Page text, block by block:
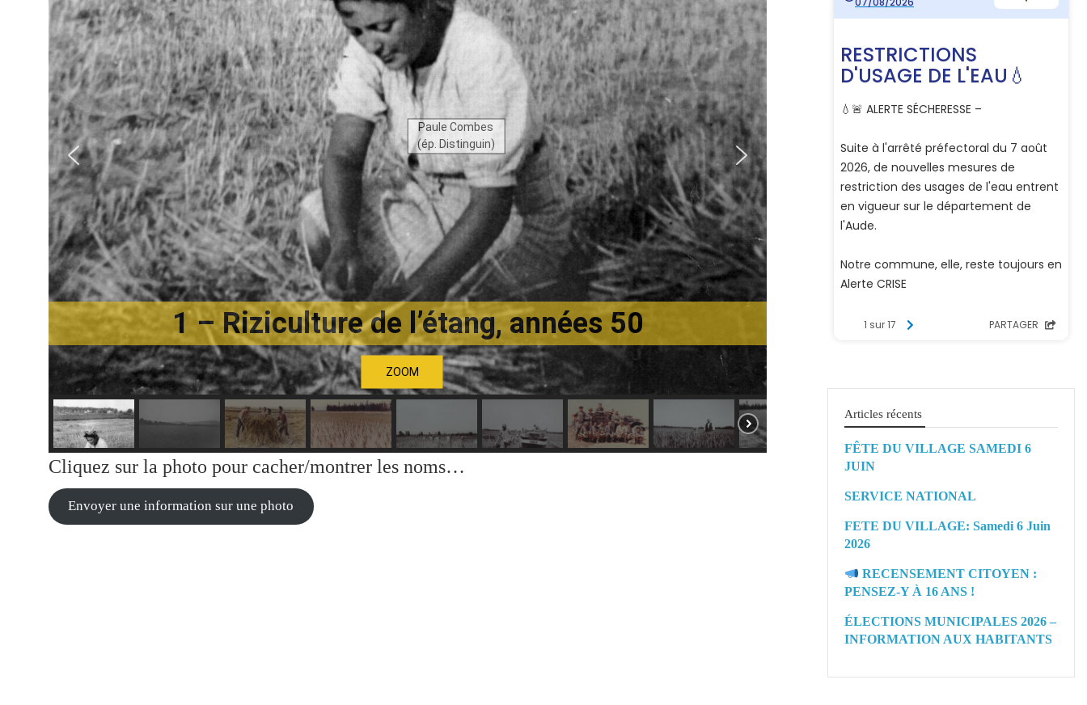
1 – Riziculture de l’étang, années 50
Paule Combes
(ép. Distinguin)
ZOOM
Cliquez sur la photo pour cacher/montrer les noms…
Envoyer une information sur une photo
Articles récents
FÊTE DU VILLAGE SAMEDI 6
JUIN
SERVICE NATIONAL
FETE DU VILLAGE: Samedi 6 Juin
2026
RECENSEMENT CITOYEN :
PENSEZ-Y À 16 ANS !
ÉLECTIONS MUNICIPALES 2026 –
INFORMATION AUX HABITANTS